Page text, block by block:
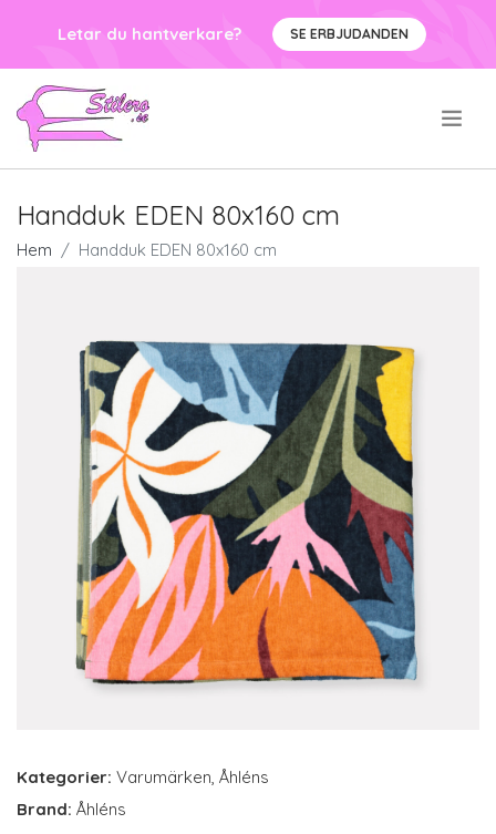
Letar du hantverkare? SE ERBJUDANDEN
Handduk EDEN 80x160 cm
Hem Handduk EDEN 80x160 cm
Kategorier: Varumärken, Åhléns
Brand: Åhléns